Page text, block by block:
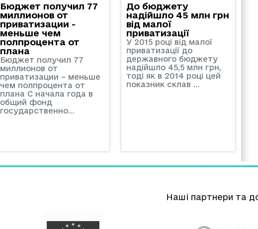
Бюджет получил 77
миллионов от
приватизации -
меньше чем
полпроцента от
плана
Бюджет получил 77
миллионов от
приватизации – меньше
чем полпроцента от
плана С начала года в
общий фонд
государственно…
До бюджету
надійшло 45 млн грн
від малої
приватизації
У 2015 році від малої
приватизації до
державного бюджету
надійшло 45,5 млн грн,
тоді як в 2014 році цей
показник склав …
Нашi партнери та